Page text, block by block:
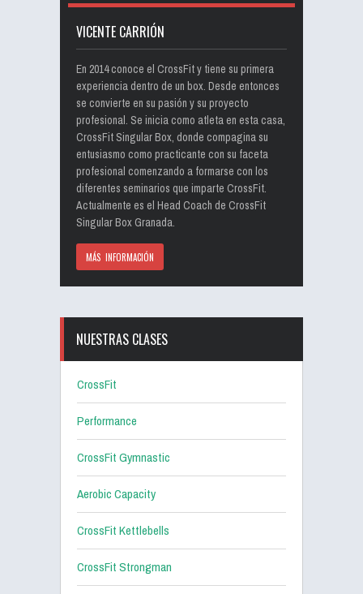
VICENTE CARRIÓN
En 2014 conoce el CrossFit y tiene su primera
experiencia dentro de un box. Desde entonces
se convierte en su pasión y su proyecto
profesional. Se inicia como atleta en esta casa,
CrossFit Singular Box, donde compagina su
entusiasmo como practicante con su faceta
profesional comenzando a formarse con los
diferentes seminarios que imparte CrossFit.
Actualmente es el Head Coach de CrossFit
Singular Box Granada.
MÁS INFORMACIÓN
NUESTRAS CLASES
CrossFit
Performance
CrossFit Gymnastic
Aerobic Capacity
CrossFit Kettlebells
CrossFit Strongman